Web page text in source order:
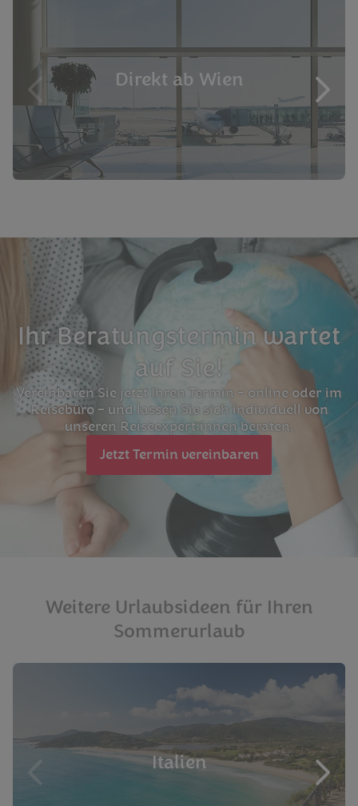
Direkt ab Wien
Ihr Beratungstermin wartet
auf Sie!
Vereinbaren Sie jetzt Ihren Termin – online oder im
Reisebüro – und lassen Sie sich individuell von
unseren Reiseexpert:innen beraten.
Jetzt Termin vereinbaren
Weitere Urlaubsideen für Ihren
Sommerurlaub
Italien